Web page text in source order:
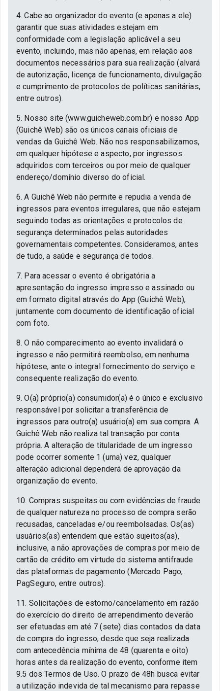
4. Cabe ao organizador do evento (e apenas a ele)
garantir que suas atividades estejam em
conformidade com a legislação aplicável a seu
evento, incluindo, mas não apenas, em relação aos
documentos necessários para sua realização (alvará
de autorização, licença de funcionamento, divulgação
e cumprimento de protocolos de políticas sanitárias,
entre outros).
5. Nosso site (www.guicheweb.com.br) e nosso App
(Guichê Web) são os únicos canais oficiais de
vendas da Guichê Web. Não nos responsabilizamos,
em qualquer hipótese e aspecto, por ingressos
adquiridos com terceiros ou por meio de qualquer
endereço/domínio diverso do oficial.
6. A Guichê Web não permite e repudia a venda de
ingressos para eventos irregulares, que não estejam
seguindo todas as orientações e protocolos de
segurança determinados pelas autoridades
governamentais competentes. Consideramos, antes
de tudo, a saúde e segurança de todos.
7. Para acessar o evento é obrigatória a
apresentação do ingresso impresso e assinado ou
em formato digital através do App (Guichê Web),
juntamente com documento de identificação oficial
com foto.
8. O não comparecimento ao evento invalidará o
ingresso e não permitirá reembolso, em nenhuma
hipótese, ante o integral fornecimento do serviço e
consequente realização do evento.
9. O(a) próprio(a) consumidor(a) é o único e exclusivo
responsável por solicitar a transferência de
ingressos para outro(a) usuário(a) em sua compra. A
Guichê Web não realiza tal transação por conta
própria. A alteração de titularidade de um ingresso
pode ocorrer somente 1 (uma) vez, qualquer
alteração adicional dependerá de aprovação da
organização do evento.
10. Compras suspeitas ou com evidências de fraude
de qualquer natureza no processo de compra serão
recusadas, canceladas e/ou reembolsadas. Os(as)
usuários(as) entendem que estão sujeitos(as),
inclusive, a não aprovações de compras por meio de
cartão de crédito em virtude do sistema antifraude
das plataformas de pagamento (Mercado Pago,
PagSeguro, entre outros).
11. Solicitações de estorno/cancelamento em razão
do exercício do direito de arrependimento deverão
ser efetuadas em até 7 (sete) dias contados da data
de compra do ingresso, desde que seja realizada
com antecedência mínima de 48 (quarenta e oito)
horas antes da realização do evento, conforme item
9.5 dos Termos de Uso. O prazo de 48h busca evitar
a utilização indevida de tal mecanismo para repasse